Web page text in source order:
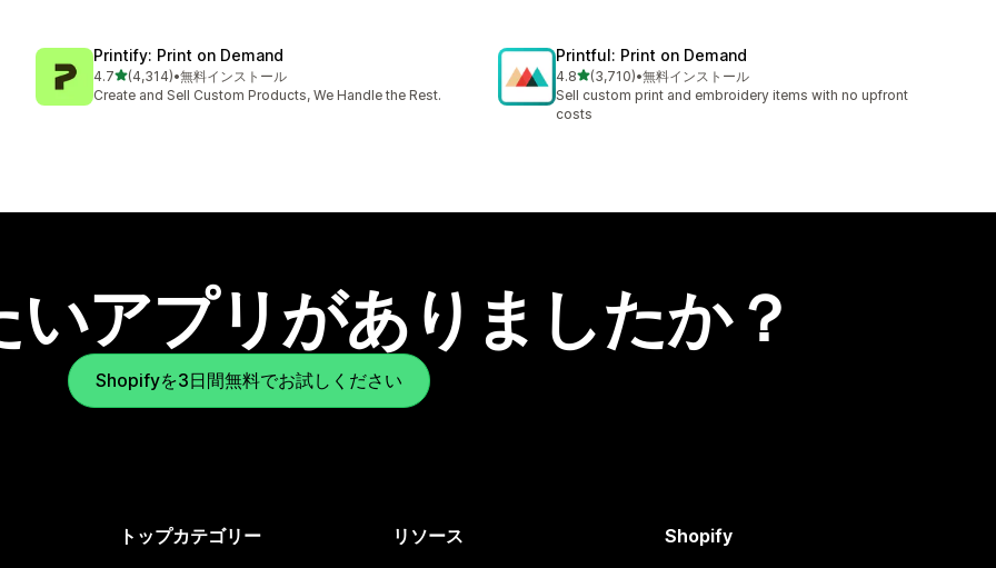
Printify: Print on Demand
4.75つ星中
(4,314)
合計レビュー数：4314件
•無料インストール
Create and Sell Custom Products, We Handle the Rest.
Printful: Print on Demand
4.85つ星中
(3,710)
合計レビュー数：3710件
•無料インストール
Sell custom print and embroidery items with no upfront
costs
アプリがありましたか？
Shopifyを3日間無料でお試しください
トップカテゴリー リソース Shopify